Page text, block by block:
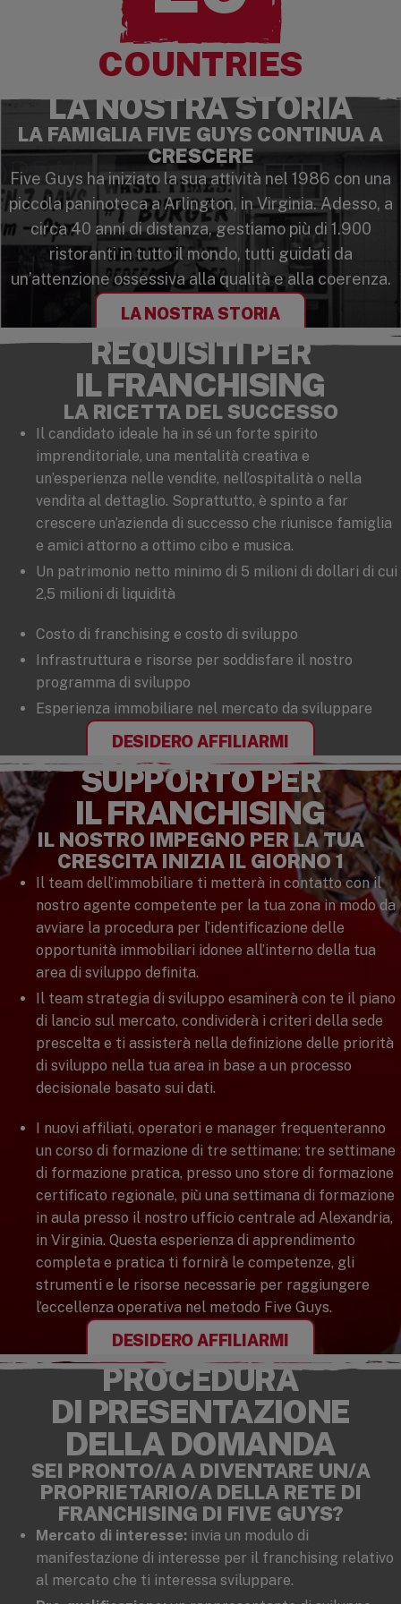
COUNTRIES
LA NOSTRA STORIA
LA FAMIGLIA FIVE GUYS CONTINUA A
CRESCERE
Five Guys ha iniziato la sua attività nel 1986 con una
piccola paninoteca a Arlington, in Virginia. Adesso, a
circa 40 anni di distanza, gestiamo più di 1.900
ristoranti in tutto il mondo, tutti guidati da
un’attenzione ossessiva alla qualità e alla coerenza.
LA NOSTRA STORIA
REQUISITI PER
IL FRANCHISING
LA RICETTA DEL SUCCESSO
Il candidato ideale ha in sé un forte spirito
imprenditoriale, una mentalità creativa e
un’esperienza nelle vendite, nell’ospitalità o nella
vendita al dettaglio. Soprattutto, è spinto a far
crescere un’azienda di successo che riunisce famiglia
e amici attorno a ottimo cibo e musica.
Un patrimonio netto minimo di 5 milioni di dollari di cui
2,5 milioni di liquidità
Costo di franchising e costo di sviluppo
Infrastruttura e risorse per soddisfare il nostro
programma di sviluppo
Esperienza immobiliare nel mercato da sviluppare
DESIDERO AFFILIARMI
SUPPORTO PER
IL FRANCHISING
IL NOSTRO IMPEGNO PER LA TUA
CRESCITA INIZIA IL GIORNO 1
Il team dell’immobiliare ti metterà in contatto con il
nostro agente competente per la tua zona in modo da
avviare la procedura per l’identificazione delle
opportunità immobiliari idonee all’interno della tua
area di sviluppo definita.
Il team strategia di sviluppo esaminerà con te il piano
di lancio sul mercato, condividerà i criteri della sede
prescelta e ti assisterà nella definizione delle priorità
di sviluppo nella tua area in base a un processo
decisionale basato sui dati.
I nuovi affiliati, operatori e manager frequenteranno
un corso di formazione di tre settimane: tre settimane
di formazione pratica, presso uno store di formazione
certificato regionale, più una settimana di formazione
in aula presso il nostro ufficio centrale ad Alexandria,
in Virginia. Questa esperienza di apprendimento
completa e pratica ti fornirà le competenze, gli
strumenti e le risorse necessarie per raggiungere
l’eccellenza operativa nel metodo Five Guys.
DESIDERO AFFILIARMI
PROCEDURA
DI PRESENTAZIONE
DELLA DOMANDA
SEI PRONTO/A A DIVENTARE UN/A
PROPRIETARIO/A DELLA RETE DI
FRANCHISING DI FIVE GUYS?
Mercato di interesse: invia un modulo di
manifestazione di interesse per il franchising relativo
al mercato che ti interessa sviluppare.